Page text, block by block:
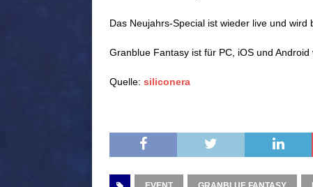
Das Neujahrs-Special ist wieder live und
Granblue Fantasy ist für PC, iOS und Android
Quelle: siliconera